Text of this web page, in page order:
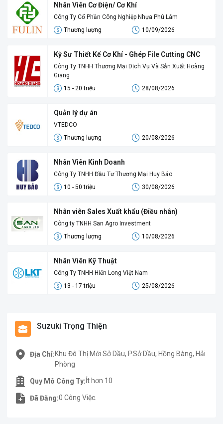
Nhân Viên Cơ Điện/ Cơ Khí
Công Ty Cổ Phần Công Nghiệp Nhựa Phú Lâm
Thương lượng
10/09/2026
Kỹ Sư Thiết Kế Cơ Khí - Ghép File Cutting CNC
Công Ty TNHH Thương Mại Dịch Vụ Và Sản Xuất Hoàng
Giang
15 - 20 triệu
28/08/2026
Quản lý dự án
VTEDCO
Thương lượng
20/08/2026
Nhân Viên Kinh Doanh
Công Ty TNHH Đầu Tư Thương Mại Huy Bảo
10 - 50 triệu
30/08/2026
Nhân viên Sales Xuất khẩu (Điều nhân)
Công ty TNHH San Agro Investment
Thương lượng
10/08/2026
Nhân Viên Kỹ Thuật
Công Ty TNHH Hiển Long Việt Nam
13 - 17 triệu
25/08/2026
Suzuki Trọng Thiện
Địa Chỉ:Khu Đô Thị Mới Sở Dầu, P.Sở Dầu, Hồng Bàng, Hải
Phòng
Quy Mô Công Ty: Ít hơn 10
Đã Đăng:0 Công Việc.